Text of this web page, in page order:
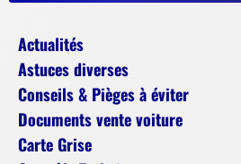
Actualités
Astuces diverses
Conseils & Pièges à éviter
Documents vente voiture
Carte Grise